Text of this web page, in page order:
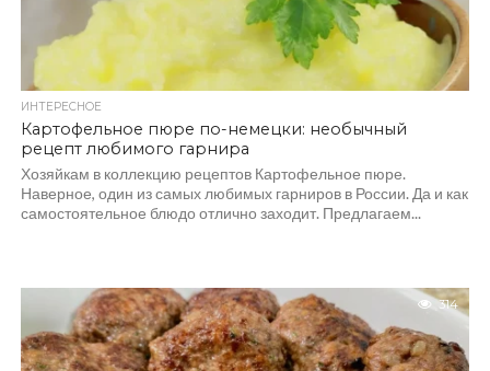
ИНТЕРЕСНОЕ
Картофельное пюре по-немецки: необычный
рецепт любимого гарнира
Хозяйкам в коллекцию рецептов Картофельное пюре.
Наверное, один из самых любимых гарниров в России. Да и как
самостоятельное блюдо отлично заходит. Предлагаем...
314